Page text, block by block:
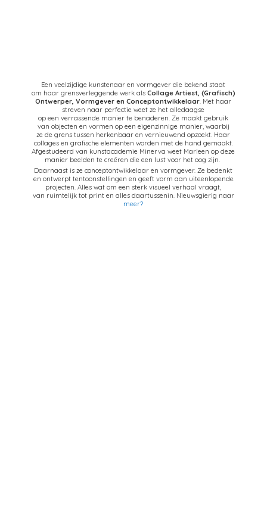
Een veelzijdige kunstenaar en vormgever die bekend staat
om haar grensverleggende werk als Collage Artiest, (Grafisch)
Ontwerper, Vormgever en Conceptontwikkelaar. Met haar
streven naar perfectie weet ze het alledaagse
op een verrassende manier te benaderen. Ze maakt gebruik
van objecten en vormen op een eigenzinnige manier, waarbij
ze de grens tussen herkenbaar en vernieuwend opzoekt. Haar
collages en grafische elementen worden met de hand gemaakt.
Afgestudeerd van kunstacademie Minerva weet Marleen op deze
manier beelden te creëren die een lust voor het oog zijn.
Daarnaast is ze conceptontwikkelaar en vormgever. Ze bedenkt
en ontwerpt tentoonstellingen en geeft vorm aan uiteenlopende
projecten. Alles wat om een sterk visueel verhaal vraagt,
van ruimtelijk tot print en alles daartussenin. Nieuwsgierig naar
meer?